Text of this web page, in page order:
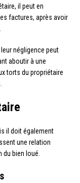
il peut en
factures, après avoir
négligence peut
aboutir à une
torts du propriétaire
il doit également
une relation
du bien loué.